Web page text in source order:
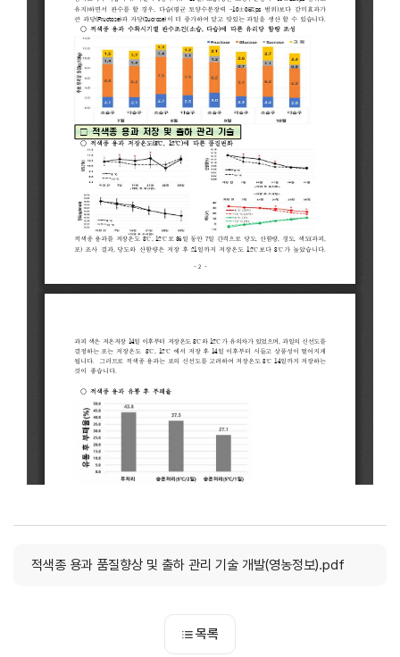
적색종 용과 품질향상 및 출하 관리 기술 개발(영농정보).pdf
목록